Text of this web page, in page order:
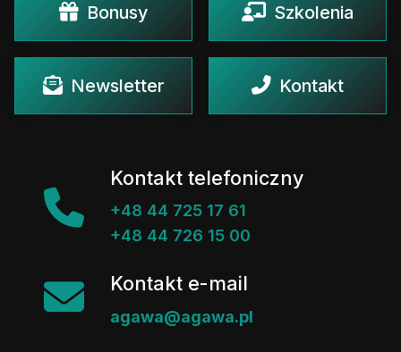
Bonusy Szkolenia
Newsletter Kontakt
Kontakt telefoniczny
+48 44 725 17 61
+48 44 726 15 00
Kontakt e-mail
agawa@agawa.pl